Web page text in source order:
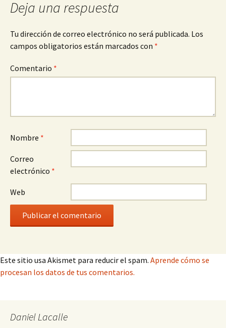
Deja una respuesta
Tu dirección de correo electrónico no será publicada. Los
campos obligatorios están marcados con *
Comentario *
Nombre *
Correo
electrónico *
Web
Este sitio usa Akismet para reducir el spam. Aprende cómo se
procesan los datos de tus comentarios.
Daniel Lacalle